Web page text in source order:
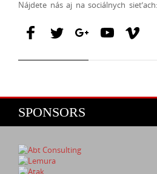
Nájdete nás aj na sociálnych sieťach:
SPONSORS